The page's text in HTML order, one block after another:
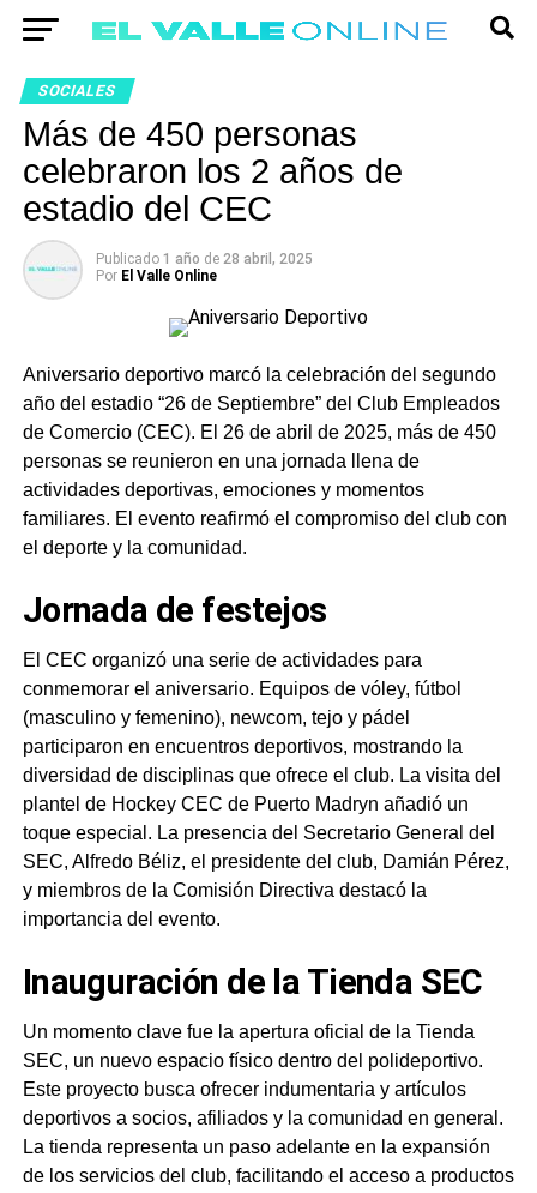
SOCIALES
Más de 450 personas
celebraron los 2 años de
estadio del CEC
Publicado 1 año de 28 abril, 2025
Por El Valle Online
Aniversario deportivo marcó la celebración del segundo
año del estadio “26 de Septiembre” del Club Empleados
de Comercio (CEC). El 26 de abril de 2025, más de 450
personas se reunieron en una jornada llena de
actividades deportivas, emociones y momentos
familiares. El evento reafirmó el compromiso del club con
el deporte y la comunidad.
Jornada de festejos
El CEC organizó una serie de actividades para
conmemorar el aniversario. Equipos de vóley, fútbol
(masculino y femenino), newcom, tejo y pádel
participaron en encuentros deportivos, mostrando la
diversidad de disciplinas que ofrece el club. La visita del
plantel de Hockey CEC de Puerto Madryn añadió un
toque especial. La presencia del Secretario General del
SEC, Alfredo Béliz, el presidente del club, Damián Pérez,
y miembros de la Comisión Directiva destacó la
importancia del evento.
Inauguración de la Tienda SEC
Un momento clave fue la apertura oficial de la Tienda
SEC, un nuevo espacio físico dentro del polideportivo.
Este proyecto busca ofrecer indumentaria y artículos
deportivos a socios, afiliados y la comunidad en general.
La tienda representa un paso adelante en la expansión
de los servicios del club, facilitando el acceso a productos